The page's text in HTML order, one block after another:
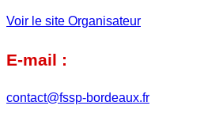
Voir le site Organisateur
E-mail :
contact@fssp-bordeaux.fr